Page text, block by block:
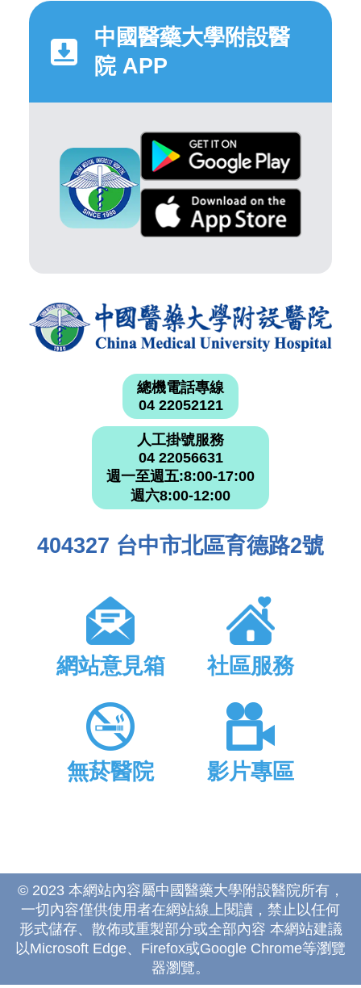
中國醫藥大學附設醫
院 APP
總機電話專線
04 22052121
人工掛號服務
04 22056631
週一至週五:8:00-17:00
週六8:00-12:00
404327 台中市北區育德路2號
網站意見箱 社區服務
無菸醫院 影片專區
© 2023 本網站內容屬中國醫藥大學附設醫院所有，
一切內容僅供使用者在網站線上閱讀，禁止以任何
形式儲存、散佈或重製部分或全部內容 本網站建議
以Microsoft Edge、Firefox或Google Chrome等瀏覽
器瀏覽。